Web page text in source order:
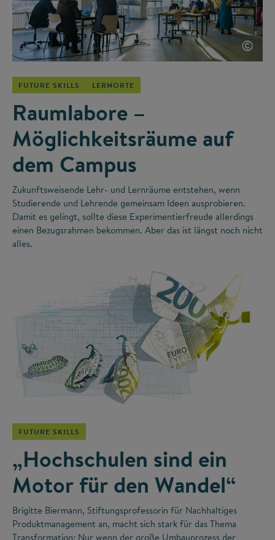
©
FUTURE SKILLS LERNORTE
Raumlabore –
Möglichkeitsräume auf
dem Campus
Zukunftsweisende Lehr- und Lernräume entstehen, wenn
Studierende und Lehrende gemeinsam Ideen ausprobieren.
Damit es gelingt, sollte diese Experimentierfreude allerdings
einen Bezugsrahmen bekommen. Aber das ist längst noch nicht
alles.
FUTURE SKILLS
„Hochschulen sind ein
Motor für den Wandel“
Brigitte Biermann, Stiftungsprofessorin für Nachhaltiges
Produktmanagement an, macht sich stark für das Thema
Transformation: Nur wenn der große Umbauprozess der